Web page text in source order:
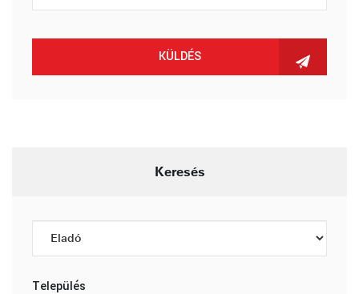
KÜLDÉS
Keresés
Település